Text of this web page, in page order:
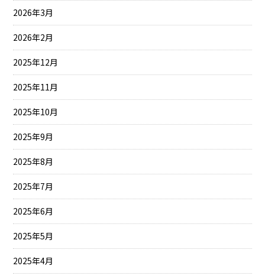
2026年3月
2026年2月
2025年12月
2025年11月
2025年10月
2025年9月
2025年8月
2025年7月
2025年6月
2025年5月
2025年4月